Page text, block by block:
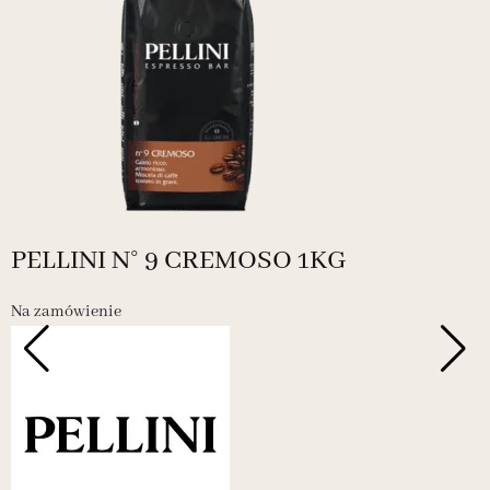
PELLINI N° 9 CREMOSO 1KG
Na zamówienie